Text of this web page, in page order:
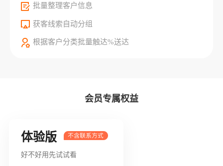
批量整理客户信息
获客线索自动分组
根据客户分类批量触达%送达
会员专属权益
体验版
好不好用先试试看